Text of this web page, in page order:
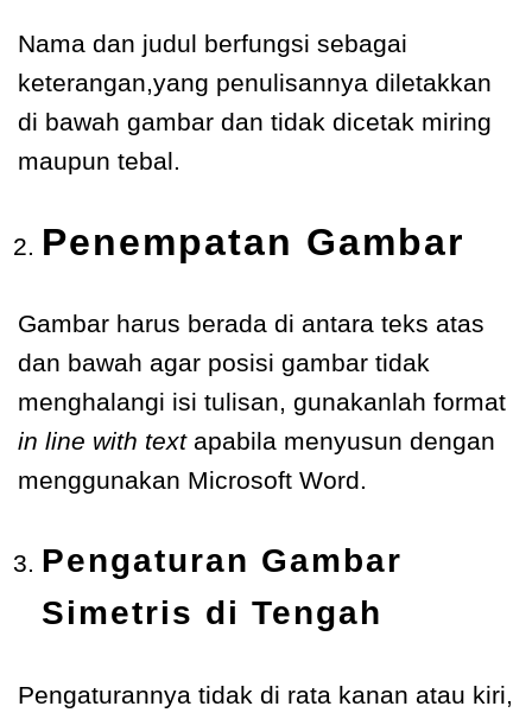
Nama dan judul berfungsi sebagai
keterangan,yang penulisannya diletakkan
di bawah gambar dan tidak dicetak miring
maupun tebal.
Penempatan Gambar
Gambar harus berada di antara teks atas
dan bawah agar posisi gambar tidak
menghalangi isi tulisan, gunakanlah format
in line with textapabila menyusun dengan
menggunakan Microsoft Word.
Pengaturan Gambar
Simetris di Tengah
Pengaturannya tidak di rata kanan atau kiri,